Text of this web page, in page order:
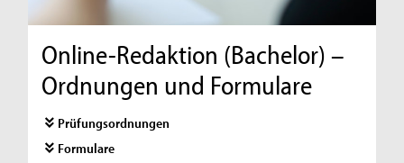
Online-Redaktion (Bachelor) –
Ordnungen und Formulare
Prüfungsordnungen
Formulare